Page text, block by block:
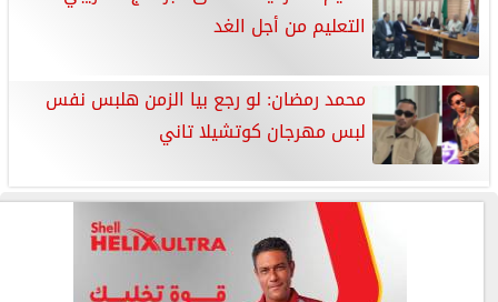
التعليم من أجل الغد
محمد رمضان: لو رجع بيا الزمن هلبس نفس
لبس مهرجان كوتشيلا تاني